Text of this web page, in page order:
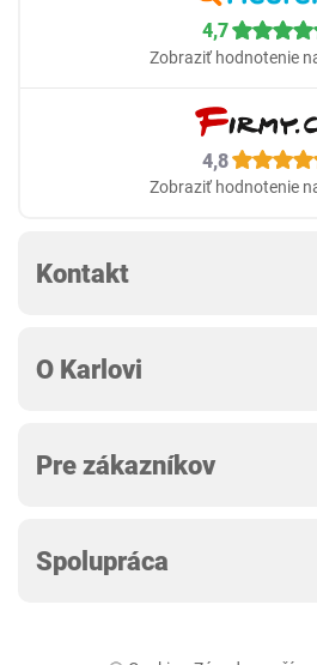
4,7
Zobraziť hodnotenie
4,8
Zobraziť hodnotenie
Kontakt
O Karlovi
Pre zákazníkov
Spolupráca